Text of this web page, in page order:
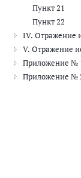
Пункт 21
Пункт 22
IV. Отражение
V. Отражение
Приложение №
Приложение №